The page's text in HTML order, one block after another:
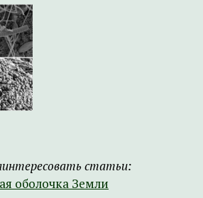
статьи:
оболочка Земли